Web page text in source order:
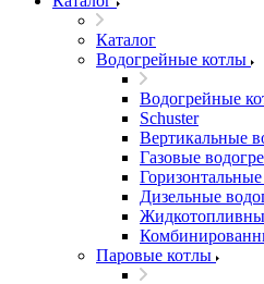
Каталог
Водогрейные котлы
Водогрейные
Schuster
Вертикальные
Газовые
Дизельные
Паровые котлы